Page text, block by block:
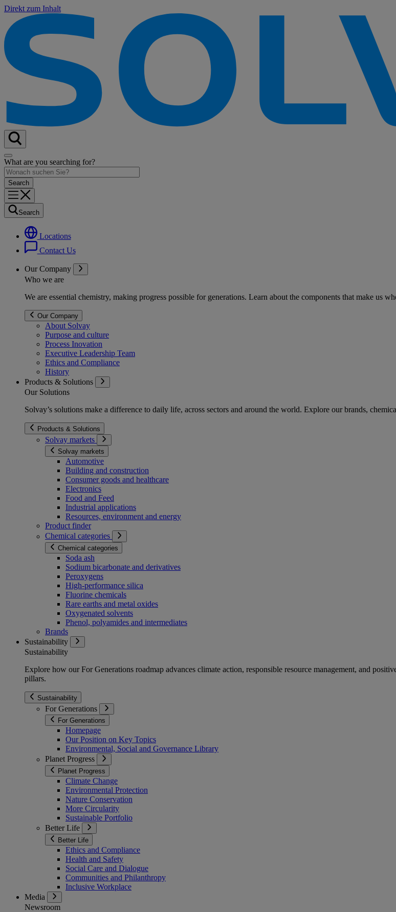
Direkt zum Inhalt
What are you searching for?
Search
Locations
Contact Us
Our Company
Who we are
We are essential chemistry, making progress possible for generations. Learn about the components that make us
Our Company
About Solvay
Purpose and culture
Process Inovation
Executive Leadership Team
Ethics and Compliance
History
Products & Solutions
Our Solutions
Solvay’s solutions make a difference to daily life, across sectors and around the world. Explore our brands,
Products & Solutions
Solvay markets
Solvay markets
Automotive
Building and construction
Consumer goods and healthcare
Electronics
Food and Feed
Industrial applications
Resources, environment and energy
Product finder
Chemical categories
Chemical categories
Soda ash
Sodium bicarbonate and derivatives
Peroxygens
High-performance silica
Fluorine chemicals
Rare earths and metal oxides
Oxygenated solvents
Phenol, polyamides and intermediates
Brands
Sustainability
Sustainability
Explore how our For Generations roadmap advances climate action, responsible resource management, and
pillars.
Sustainability
For Generations
For Generations
Homepage
Our Position on Key Topics
Environmental, Social and Governance Library
Planet Progress
Planet Progress
Climate Change
Environmental Protection
Nature Conservation
More Circularity
Sustainable Portfolio
Better Life
Better Life
Ethics and Compliance
Health and Safety
Social Care and Dialogue
Communities and Philanthropy
Inclusive Workplace
Media
Newsroom